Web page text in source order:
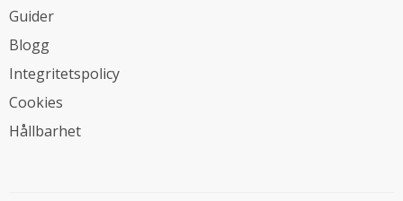
Guider
Blogg
Integritetspolicy
Cookies
Hållbarhet